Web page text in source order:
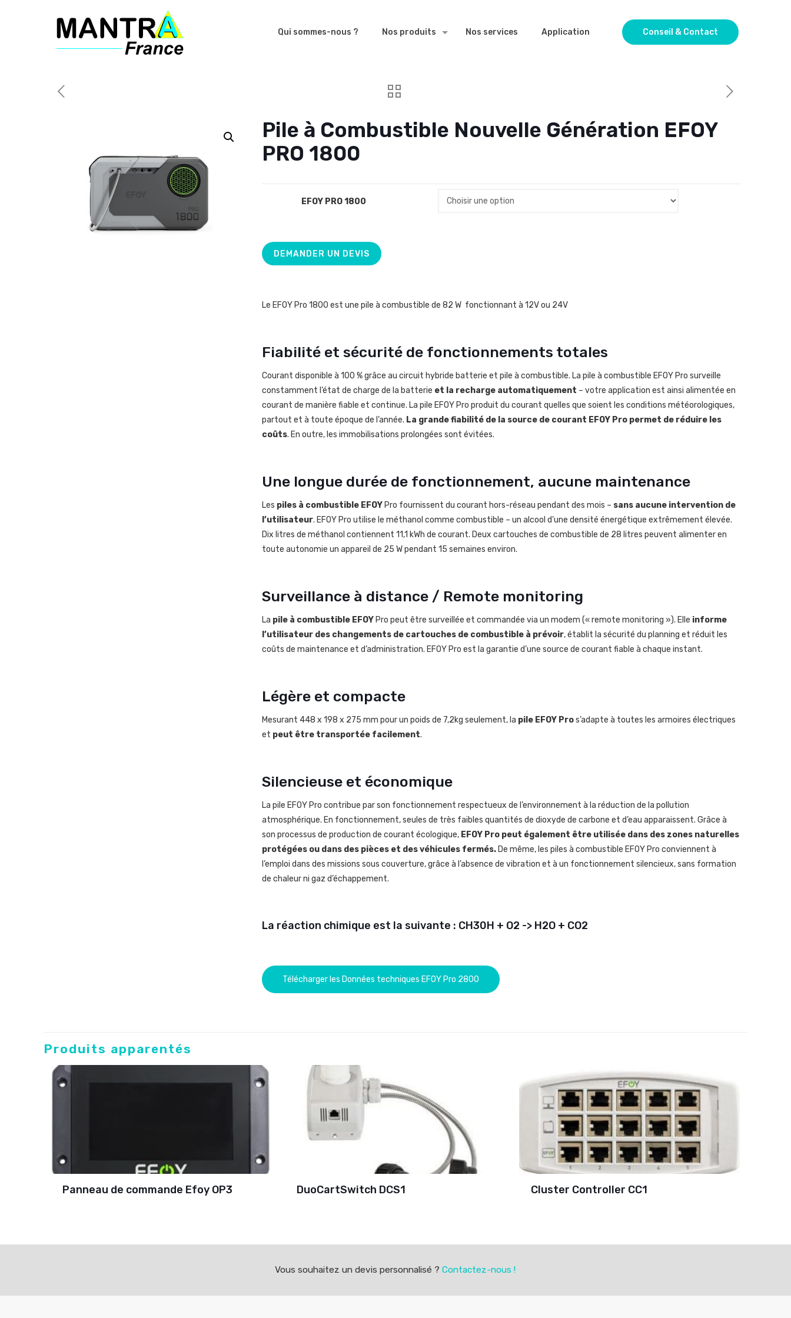
Qui sommes-nous ? Nos produits Nos services Application Conseil & Contact
Pile à Combustible Nouvelle Génération EFOY
PRO 1800
EFOY PRO 1800
DEMANDER UN DEVIS
Le EFOY Pro 1800 est une pile à combustible de 82 W fonctionnant à 12V ou 24V
Fiabilité et sécurité de fonctionnements totales
Courant disponible à 100 % grâce au circuit hybride batterie et pile à combustible. La pile à combustible EFOY Pro surveille
constamment l’état de charge de la batterie et la recharge automatiquement – votre application est ainsi alimentée en
courant de manière fiable et continue. La pile EFOY Pro produit du courant quelles que soient les conditions météorologiques,
partout et à toute époque de l’année. La grande fiabilité de la source de courant EFOY Pro permet de réduire les
coûts. En outre, les immobilisations prolongées sont évitées.
Une longue durée de fonctionnement, aucune maintenance
Les piles à combustible EFOYPro fournissent du courant hors-réseau pendant des mois – sans aucune intervention de
l’utilisateur. EFOY Pro utilise le méthanol comme combustible – un alcool d’une densité énergétique extrêmement élevée.
Dix litres de méthanol contiennent 11,1 kWh de courant. Deux cartouches de combustible de 28 litres peuvent alimenter en
toute autonomie un appareil de 25 W pendant 15 semaines environ.
Surveillance à distance / Remote monitoring
La pile à combustible EFOYPro peut être surveillée et commandée via un modem (« remote monitoring »). Elle informe
l’utilisateur des changements de cartouches de combustible à prévoir, établit la sécurité du planning et réduit les
coûts de maintenance et d’administration. EFOY Pro est la garantie d’une source de courant fiable à chaque instant.
Légère et compacte
Mesurant 448 x 198 x 275 mm pour un poids de 7,2kg seulement, la pile EFOY Pros’adapte à toutes les armoires électriques
et peut être transportée facilement.
Silencieuse et économique
La pile EFOY Pro contribue par son fonctionnement respectueux de l’environnement à la réduction de la pollution
atmosphérique. En fonctionnement, seules de très faibles quantités de dioxyde de carbone et d’eau apparaissent. Grâce à
son processus de production de courant écologique, EFOY Pro peut également être utilisée dans des zones naturelles
protégées ou dans des pièces et des véhicules fermés.De même, les piles à combustible EFOY Pro conviennent à
l’emploi dans des missions sous couverture, grâce à l’absence de vibration et à un fonctionnement silencieux, sans formation
de chaleur ni gaz d’échappement.
La réaction chimique est la suivante : CH30H + O2 -> H2O + CO2
Télécharger les Données techniques EFOY Pro 2800
Produits apparentés
Panneau de commande Efoy OP3 DuoCartSwitch DCS1 Cluster Controller CC1
Vous souhaitez un devis personnalisé ?Contactez-nous !